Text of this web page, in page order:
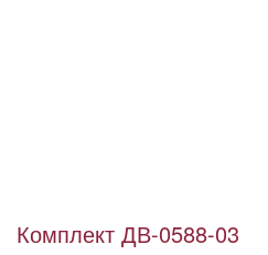
Комплект ДВ-0588-03